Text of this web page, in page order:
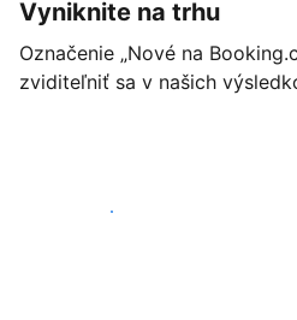
Vyniknite na trhu
Označenie „Nové na
zviditeľniť sa v našich
Začať ešte dnes